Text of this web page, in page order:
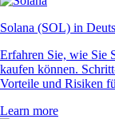
Solana (SOL) in
Erfahren Sie, wie Sie
kaufen können.
Vorteile und Risiken
Learn more